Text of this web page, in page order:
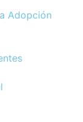
Adopción